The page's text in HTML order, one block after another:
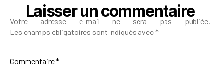
Laisser un commentaire
Votre adresse e-mail ne sera pas publiée.
Les champs obligatoires sont indiqués avec*
Commentaire*